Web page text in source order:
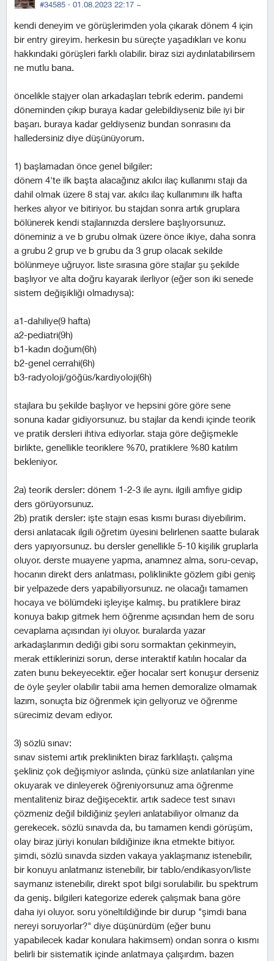
#34585 · 01.08.2023 22:17 ~
kendi deneyim ve görüşlerimden yola çıkarak dönem 4 için
bir entry gireyim. herkesin bu süreçte yaşadıkları ve konu
hakkındaki görüşleri farklı olabilir. biraz sizi aydınlatabilirsem
ne mutlu bana.
öncelikle stajyer olan arkadaşları tebrik ederim. pandemi
döneminden çıkıp buraya kadar gelebildiyseniz bile iyi bir
başarı. buraya kadar geldiyseniz bundan sonrasını da
halledersiniz diye düşünüyorum.
1) başlamadan önce genel bilgiler:
dönem 4'te ilk başta alacağınız akılcı ilaç kullanımı stajı da
dahil olmak üzere 8 staj var. akılcı ilaç kullanımını ilk hafta
herkes alıyor ve bitiriyor. bu stajdan sonra artık gruplara
bölünerek kendi stajlarınızda derslere başlıyorsunuz.
döneminiz a ve b grubu olmak üzere önce ikiye, daha sonra
a grubu 2 grup ve b grubu da 3 grup olacak sekilde
bölünmeye uğruyor. liste sırasına göre stajlar şu şekilde
başlıyor ve alta doğru kayarak ilerliyor (eğer son iki senede
sistem değişikliği olmadıysa):
a1-dahiliye(9 hafta)
a2-pediatri(9h)
b1-kadın doğum(6h)
b2-genel cerrahi(6h)
b3-radyoloji/göğüs/kardiyoloji(6h)
stajlara bu şekilde başlıyor ve hepsini göre göre sene
sonuna kadar gidiyorsunuz. bu stajlar da kendi içinde teorik
ve pratik dersleri ihtiva ediyorlar. staja göre değişmekle
birlikte, genellikle teoriklere %70, pratiklere %80 katılım
bekleniyor.
2a) teorik dersler: dönem 1-2-3 ile aynı. i̇lgili amfiye gidip
ders görüyorsunuz.
2b) pratik dersler: işte stajın esas kısmı burası diyebilirim.
dersi anlatacak ilgili öğretim üyesini belirlenen saatte bularak
ders yapıyorsunuz. bu dersler genellikle 5-10 kişilik gruplarla
oluyor. derste muayene yapma, anamnez alma, soru-cevap,
hocanın direkt ders anlatması, poliklinikte gözlem gibi geniş
bir yelpazede ders yapabiliyorsunuz. ne olacağı tamamen
hocaya ve bölümdeki işleyişe kalmış. bu pratiklere biraz
konuya bakıp gitmek hem öğrenme açısından hem de soru
cevaplama açısından iyi oluyor. buralarda yazar
arkadaşlarımın dediği gibi soru sormaktan çekinmeyin,
merak ettiklerinizi sorun, derse interaktif katılın hocalar da
zaten bunu bekeyecektir. eğer hocalar sert konuşur derseniz
de öyle şeyler olabilir tabii ama hemen demoralize olmamak
lazım, sonuçta biz öğrenmek için geliyoruz ve öğrenme
sürecimiz devam ediyor.
3) sözlü sınav:
sınav sistemi artık preklinikten biraz farklılaştı. çalışma
şekliniz çok değişmiyor aslında, çünkü size anlatılanları yine
okuyarak ve dinleyerek öğreniyorsunuz ama öğrenme
mentaliteniz biraz değişecektir. artık sadece test sınavı
çözmeniz değil bildiğiniz şeyleri anlatabiliyor olmanız da
gerekecek. sözlü sınavda da, bu tamamen kendi görüşüm,
olay biraz jüriyi konuları bildiğinize ikna etmekte bitiyor.
şimdi, sözlü sınavda sizden vakaya yaklaşmanız istenebilir,
bir konuyu anlatmanız istenebilir, bir tablo/endikasyon/liste
saymanız istenebilir, direkt spot bilgi sorulabilir. bu spektrum
da geniş. bilgileri kategorize ederek çalışmak bana göre
daha iyi oluyor. soru yöneltildiğinde bir durup "şimdi bana
nereyi soruyorlar?" diye düşünürdüm (eğer bunu
yapabilecek kadar konulara hakimsem) ondan sonra o kısmı
belirli bir sistematik içinde anlatmaya çalışırdım. bazen